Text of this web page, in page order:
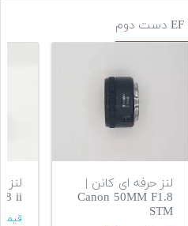
لنز حرفه ای کانن |
Canon 50MM F1.8
STM
ii